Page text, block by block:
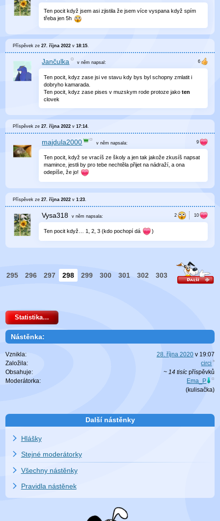
Ten pocit když jsem asi zjistila že jsem více vyspana když spím
třeba jen 5h
Příspěvek ze27. října 2022 v18:15.
Jančulka v němnapsal:
Ten pocit, kdyz zase jsi ve stavu kdy bys byl schopny zmlatit i
dobryho kamarada.
Ten pocit, kdyz zase pises v muzskym rode protoze jakoten
clovek
Příspěvek ze27. října 2022 v17:14
majdula2000 v něm napsala:
Ten pocit, když se vracíš ze školy a jen tak jakože zkusíš napsat
mamince, jestli by pro tebe nechtěla přijet na nádraží, a ona
odepíše, že jo!
Příspěvek ze27. října 2022 v1:23.
Vysa318 v něm napsala:
Ten pocit když… 1, 2, 3 (kdo pochopí dá )
295 296 297 298 299 300 301 302 303
Statistika…
Nástěnka:
Vznikla: 28. října 2020v 19:07
Založila:
circi
Obsahuje:
~ 14 tisícpříspěvků
Moderátorka:
Ema_P
(kulisačka)
Další nástěnky
Hlášky
Stejné moderátorky
Všechny nástěnky
Pravidla nástěnek